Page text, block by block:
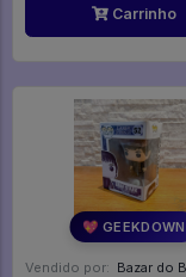
Carrinho
💖 GEEKDOWN
Vendido por: Bazar do